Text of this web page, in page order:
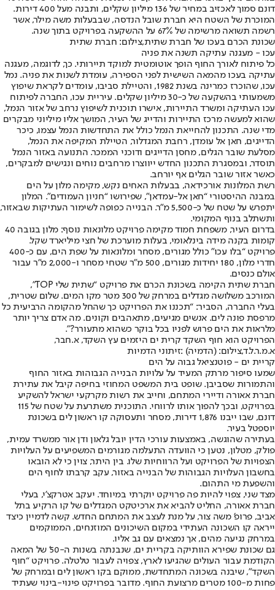
דונם סמוך לאכזיב במחיר של 136 מיליון שקלים, ותבנה מעל 400 דירות.
המוכרת של השטח היא חברת שובל הנדסה, שבבעלות משה מילר, אשר
רשמה תשואה מרשימה של 67% על ההשקעה בפרויקט בתוך שנה.
שכונת הכרם בעכו של חברת שתית,צילום: חברת שתית
עכו - מעגנה עתיקה תשנה את פניה
כל פיתוח לאורך החוף הופך אוטומטית למוקד תיירותי. כך, לדוגמה, מעגנה
עתיקה בעכו מהמאה השישית לפני הספירה, עומדת לשנות את פניה. נמל
עכו, שהוכרז כמרינה בשנת 1982, והטיילת סביבו, עומדים לקראת שיפוץ
משמעותי בהשקעה של כ-30 מיליון שקלים. עיריית עכו, החברה לפיתוח
עכו העתיקה ומשרד התיירות, אישרו תוכנית לשיפוץ נרחב של אזור הנמל,
שהוא למעשה מרכז התיירות והדייג של העיר, המושך אליו מיליוני מבקרים
מדי שנה. התכנון להחייאת הנמל כולל את התחדשות הנמל עצמו, כיכר
הדייגים, חאן אל עומדן, רחבת המגדלור, הטיילת המקיפה את הנמל,
מסלעת שובר הגלים, מחסן הדייגים ודוכני הממכר. התנועה באזור הנמל
תוסדר, ובמסגרת התכנון החדש ייווצרו מרחבים נוחים ונגישים למבקרים,
כאשר אזור שובר הגלים אף יורחב.
רשת המלונות אורכידאה, בבעלות האחים נקש, מקימה מלון על הים
במבנה ההיסטורי “חאן אל-עמדאן", שפירושו “חניון העמודים". המלון
יתפרש על שטח של כ-5,500 מ"ר. הבנייה כפופה לשימור העתיקות שבאזור,
ותשתלב בנוף המקומי.
בדרום העיר, משפחת חמוד מקימה פרויקט מלונאות נוסף: מלון בגובה 40
קומות בקנה מידה בינלאומי, בעלות מוערכת של חצי מיליארד שקל.
פרויקט “בלו עכו" כולל מגורים, מסחר ומלונאות על שפת הים, עם כ-400
חדרי מלון, 180 יחידות מגורים, 500 מ"ר שטחי מסחר ו-2,000 מ"ר עבור
אולם כנסים.
חברת שתית הקימה בשכונת הכרם את פרויקט “שתית שלי TOP",
המורכב משלושה מגדלים במרחק של 300 מטר מקו המים. שלום שטרית,
בעלי החברה, הסביר: “תכננו את הפרויקט כך שהחל מהקומה הרביעית כל
מרפסת פונה לים. אנשים מגיעים, מתאהבים וקונים. מה אדם צריך יותר
מלראות את הים פרוש לפניו בכל בוקר כשהוא מתעורר?".
הפרויקט הוא חוף השקד קרית ים היזמים עץ השקד, א.חבר,
א.מ.ר.ל.ד,צילום: (הדמיה) :זיתוני הדמיות
קריית ים - פוטנציאל גבוה על הים
שמעו סיפור מרתק המעיד על עלויות הבנייה הגבוהות באזור החוף
והתמורות שסביבן. שופט בית המשפט המחוזי בחיפה קיבל את עתירת
חברת אאורה ודיירי המתחם, וחייב את רשות מקרקעי ישראל להשקיע
בפרויקט, ובכך להפוך אותו לרווחי. התוכנית משתרעת על שטח של 115
דונם, שבו ייבנו 1,876 דירות, מסחר ותעסוקה קו ראשון לים בשכונת
יוספטל בעיר.
בעתירה שהוגשה, באמצעות עורכי הדין יובל גלאון ודן אור ממשרד עמית,
פולק, מטלון, נטען כי הוועדה התעלמה מגורמים המשפיעים על העלויות
הצפויות של הפרויקט ועל הרווחיות שלו. בין היתר, צוין כי לא הובאו
בחשבון העלויות הגבוהות של הבנייה באזור, עקב קרבתו לחוף הים
והשפעת מי התהום.
מצד שני, צפוי להיות פה פרויקט יוקרתי במיוחד. יעקב אטרקצ’י, בעלי
חברת אאורה, החליט להביא את ארכיטקט המגדלים של קו הרקיע בתל
אביב, פרופ’ משה צור, על מנת לעצב את המתחם החדש. קשה לדמיין כיצד
ייראה קו השכונה העתידי במקום השיכונים המוזנחים, הממוקמים
במרחק נגיעה מהים, אך נמצאים עם גב אליו.
גם שכונת שפירא הוותיקה בקריית ים, שנבנתה בשנות ה-50’ של המאה
הקודמת עבור העולים שהגיעו לארץ, צפויה לעבור טלטלה. פרויקט “חוף
השקד", שיבנה בשכונה המתחדשת, ממוקם בקו ראשון לים ובמרחק של
פחות מ-100 מטרים מרצועת החוף. מדובר בפרויקט פינוי-בינוי שעתיד